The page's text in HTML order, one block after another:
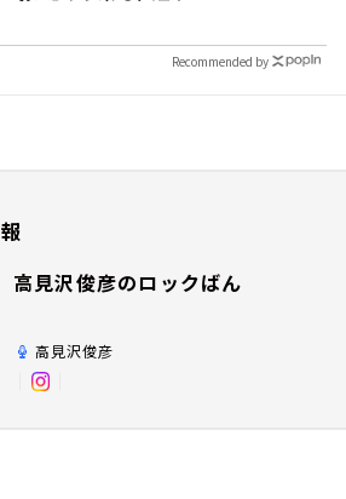
Recommended by
高見沢俊彦のロックばん
高見沢俊彦